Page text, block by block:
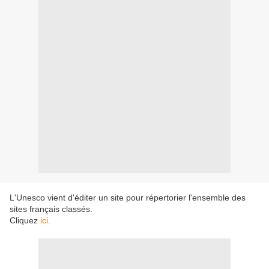
L'Unesco vient d'éditer un site pour répertorier l'ensemble des
sites français classés.
Cliquez ici.